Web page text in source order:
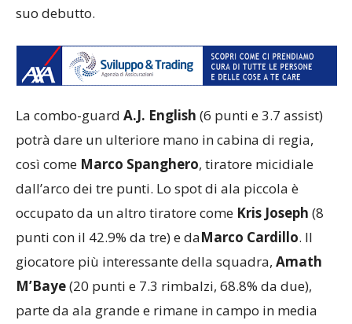
suo debutto.
La combo-guard A.J. English (6 punti e 3.7 assist)
potrà dare un ulteriore mano in cabina di regia,
così come Marco Spanghero, tiratore micidiale
dall’arco dei tre punti. Lo spot di ala piccola è
occupato da un altro tiratore come Kris Joseph (8
punti con il 42.9% da tre) e daMarco Cardillo. Il
giocatore più interessante della squadra, Amath
M’Baye(20 punti e 7.3 rimbalzi, 68.8% da due),
parte da ala grande e rimane in campo in media